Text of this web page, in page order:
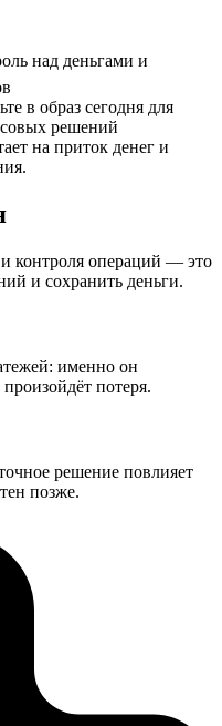
над деньгами и
в образ сегодня для
решений
на приток денег и
и контроля операций — это
и сохранить деньги.
именно он
потеря.
решение повлияет
позже.